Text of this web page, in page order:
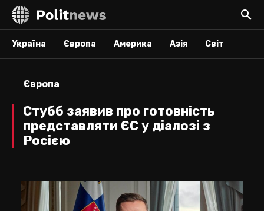
Україна Європа Америка Азія Світ
Європа
Стубб заявив про готовність
представляти ЄС у діалозі з
Росією